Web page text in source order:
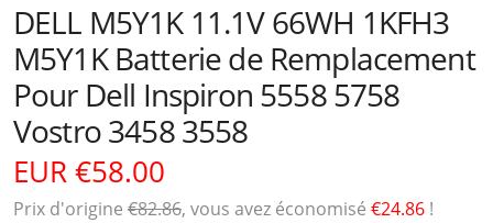
DELL M5Y1K 11.1V 66WH 1KFH3
M5Y1K Batterie de Remplacement
Pour Dell Inspiron 5558 5758
Vostro 3458 3558
EUR €58.00
Prix ​​d'origine €82.86, vous avez économisé €24.86 !